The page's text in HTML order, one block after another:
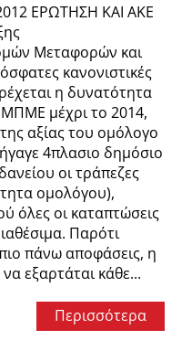
ΕΡΩΤΗΣΗ ΚΑΙ ΑΚΕ
Μεταφορών και
κανονιστικές
η δυνατότητα
μέχρι το 2014,
αξίας του ομόλογο
4πλασιο δημόσιο
οι τράπεζες
ομολόγου),
όλες οι καταπτώσεις
Παρότι
πιο πάνω αποφάσεις, η
εξαρτάται κάθε...
Περισσότερα